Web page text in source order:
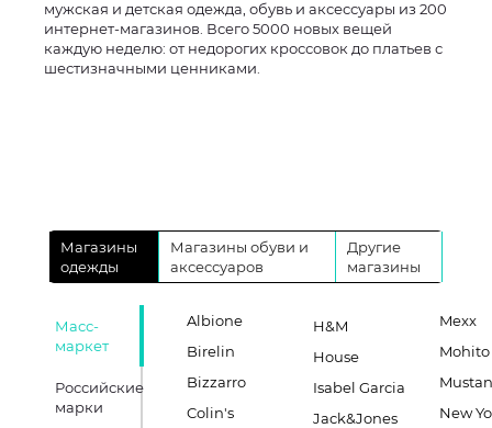
мужская и детская одежда, обувь и аксессуары из 200
интернет-магазинов. Всего 5000 новых вещей
каждую неделю: от недорогих кроссовок до платьев с
шестизначными ценниками.
Магазины
одежды
Магазины обуви и
аксессуаров
Другие
магазины
Масс-
маркет
Российские
марки
Albione
Birelin
Bizzarro
Colin's
H&M
House
Isabel Garcia
Jack&Jones
Mexx
Mohito
New